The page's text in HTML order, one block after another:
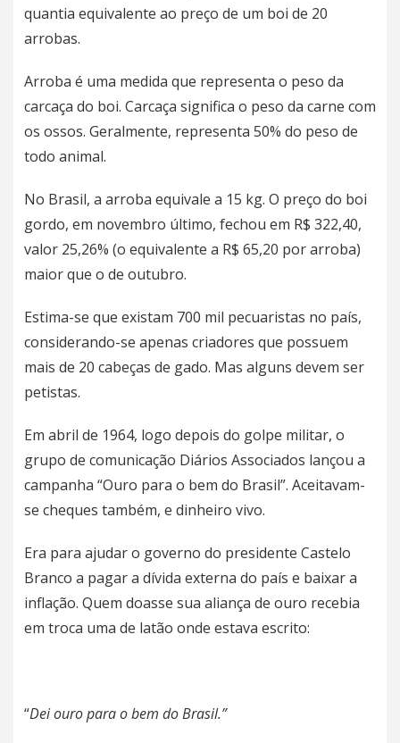
quantia equivalente ao preço de um boi de 20
arrobas.
Arroba é uma medida que representa o peso da
carcaça do boi. Carcaça significa o peso da carne com
os ossos. Geralmente, representa 50% do peso de
todo animal.
No Brasil, a arroba equivale a 15 kg. O preço do boi
gordo, em novembro último, fechou em R$ 322,40,
valor 25,26% (o equivalente a R$ 65,20 por arroba)
maior que o de outubro.
Estima-se que existam 700 mil pecuaristas no país,
considerando-se apenas criadores que possuem
mais de 20 cabeças de gado. Mas alguns devem ser
petistas.
Em abril de 1964, logo depois do golpe militar, o
grupo de comunicação Diários Associados lançou a
campanha “Ouro para o bem do Brasil”. Aceitavam-
se cheques também, e dinheiro vivo.
Era para ajudar o governo do presidente Castelo
Branco a pagar a dívida externa do país e baixar a
inflação. Quem doasse sua aliança de ouro recebia
em troca uma de latão onde estava escrito:
“Dei ouro para o bem do Brasil.”